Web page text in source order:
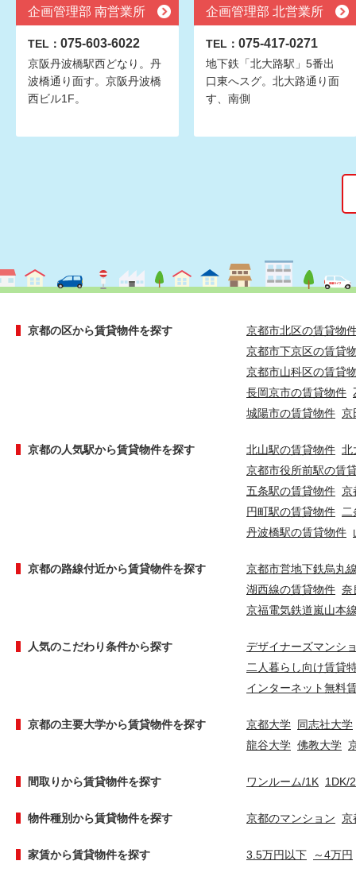
企画管理部 南営業所
TEL： 075-603-6022
京阪丹波橋駅西どなり。丹
波橋通り面す。京阪丹波橋
西ビル1F。
企画管理部 北営業所
TEL： 075-417-0271
地下鉄「北大路駅」5番出
口東へスグ。北大路通り面
す、南側
京都の区から賃貸物件を探す
京都市北区の賃貸物
京都市下京区の賃貸
京都市山科区の賃貸
長岡京市の賃貸物件
城陽市の賃貸物件 京
京都の人気駅から賃貸物件を探す 北山駅の賃貸物件 北
京都市役所前駅の賃
五条駅の賃貸物件 京
円町駅の賃貸物件 二
丹波橋駅の賃貸物件
京都の路線付近から賃貸物件を探す
京都市営地下鉄烏丸
湖西線の賃貸物件 奈
京福電気鉄道嵐山本
人気のこだわり条件から探す
デザイナーズマンシ
二人暮らし向け賃貸
インターネット無料
京都の主要大学から賃貸物件を探す 京都大学 同志社大学
龍谷大学 佛教大学
間取りから賃貸物件を探す ワンルーム/1K 1DK/
物件種別から賃貸物件を探す 京都のマンション 京
家賃から賃貸物件を探す 3.5万円以下 ～4万円